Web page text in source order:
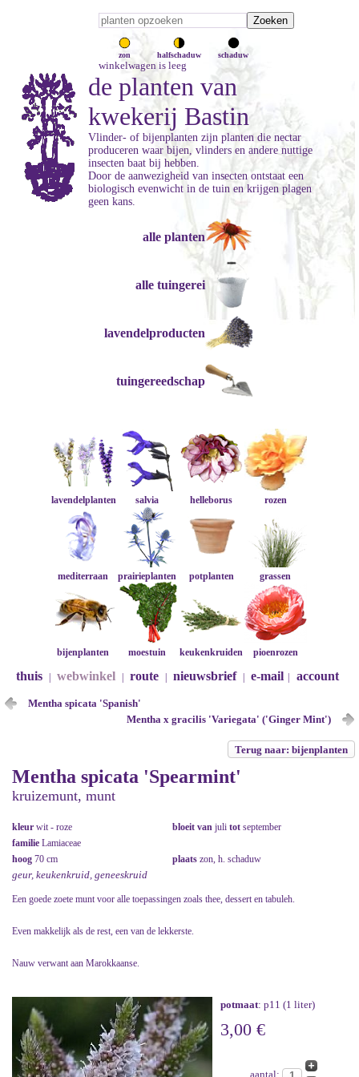
zon halfschaduw schaduw
winkelwagen is leeg
de planten van
kwekerij Bastin
Vlinder- of bijenplanten zijn planten die nectar
produceren waar bijen, vlinders en andere nuttige
insecten baat bij hebben.
Door de aanwezigheid van insecten ontstaat een
biologisch evenwicht in de tuin en krijgen plagen
geen kans.
alle planten
alle tuingerei
lavendelproducten
tuingereedschap
lavendelplanten salvia helleborus rozen
mediterraan prairieplanten potplanten grassen
bijenplanten moestuin keukenkruiden pioenrozen
thuis webwinkel route nieuwsbrief e-mail account
Mentha spicata 'Spanish'
Mentha x gracilis 'Variegata' ('Ginger Mint')
Terug naar: bijenplanten
Mentha spicata 'Spearmint'
kruizemunt, munt
kleur wit - roze bloeit van juli tot september
familie Lamiaceae
hoog 70 cm plaats zon, h. schaduw
geur, keukenkruid, geneeskruid
Een goede zoete munt voor alle toepassingen zoals thee, dessert en tabuleh.
Even makkelijk als de rest, een van de lekkerste.
Nauw verwant aan Marokkaanse.
potmaat: p11 (1 liter)
3,00 €
aantal: